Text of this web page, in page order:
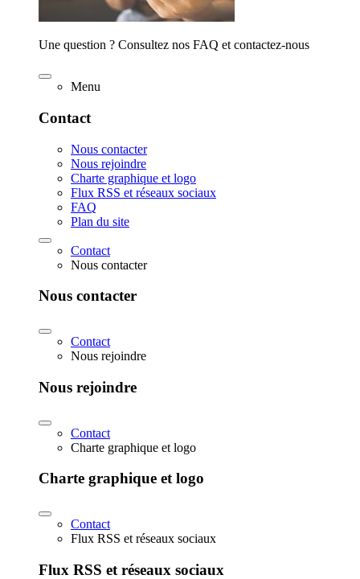
Une question ? Consultez nos FAQ et contactez-nous
Menu
Contact
Nous contacter
Nous rejoindre
Charte graphique et logo
Flux RSS et réseaux sociaux
FAQ
Plan du site
Contact
Nous contacter
Nous contacter
Contact
Nous rejoindre
Nous rejoindre
Contact
Charte graphique et logo
Charte graphique et logo
Contact
Flux RSS et réseaux sociaux
Flux RSS et réseaux sociaux